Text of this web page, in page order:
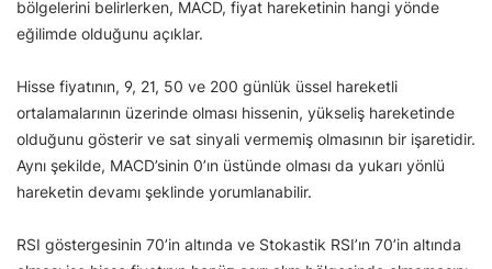
bölgelerini belirlerken, MACD, fiyat hareketinin hangi yönde
eğilimde olduğunu açıklar.
Hisse fiyatının, 9, 21, 50 ve 200 günlük üssel hareketli
ortalamalarının üzerinde olması hissenin, yükseliş hareketinde
olduğunu gösterir ve sat sinyali vermemiş olmasının bir işaretidir.
Aynı şekilde, MACD’sinin 0’ın üstünde olması da yukarı yönlü
hareketin devamı şeklinde yorumlanabilir.
RSI göstergesinin 70’in altında ve Stokastik RSI’ın 70’in altında